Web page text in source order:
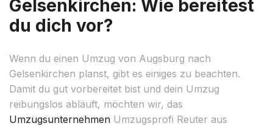
Gelsenkirchen: Wie bereitest
du dich vor?
Wenn du einen Umzug von Augsburg nach
Gelsenkirchen planst, gibt es einiges zu beachten.
Damit du gut vorbereitet bist und dein Umzug
reibungslos abläuft, möchten wir, das
Umzugsunternehmen Umzugsprofi Reuter aus